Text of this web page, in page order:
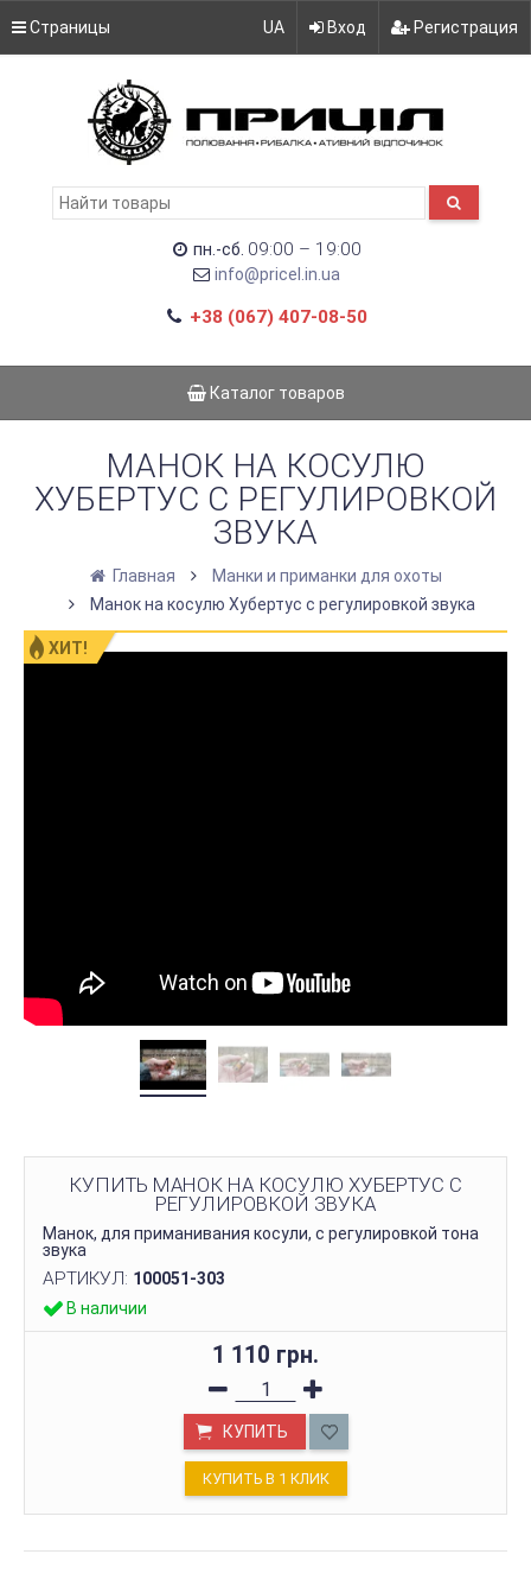
Страницы UA Вход Регистрация
пн.-сб. 09:00 – 19:00
info@pricel.in.ua
+38 (067) 407-08-50
Каталог товаров
МАНОК НА КОСУЛЮ
ХУБЕРТУС С РЕГУЛИРОВКОЙ
ЗВУКА
Главная
Манки и приманки для охоты
Манок на косулю Хубертус с регулировкой звука
ХИТ!
КУПИТЬ МАНОК НА КОСУЛЮ ХУБЕРТУС С
РЕГУЛИРОВКОЙ ЗВУКА
Манок, для приманивания косули, с регулировкой тона
звука
АРТИКУЛ: 100051-303
В наличии
1 110 грн.
КУПИТЬ
КУПИТЬ В 1 КЛИК